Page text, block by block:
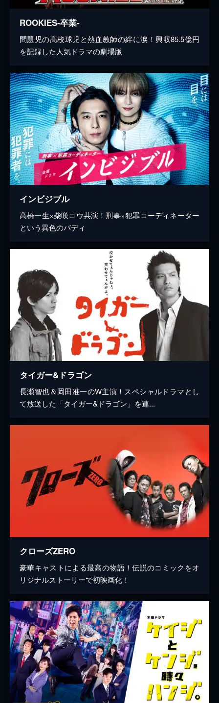
ROOKIES-卒業-
問題児の高校球児と熱血教師の絆に涙！興収85.5億円
を記録した人気ドラマの劇場版
インビジブル
高橋一生×柴咲コウ共演！刑事×犯罪コーディネーター
という異色のバディ
タイガー&ドラゴン
長瀬智也＆岡田准一のW主演！スペシャルドラマとし
て放送した「タイガー&ドラゴン」を連...
クローズZERO
豪華キャストによる最高の物語！伝説のコミックをオ
リジナルストーリーで初映画化！